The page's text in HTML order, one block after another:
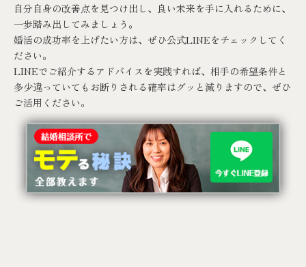
自分自身の改善点を見つけ出し、良い未来を手に入れるために、
一歩踏み出してみましょう。
婚活の成功率を上げたい方は、ぜひ公式LINEをチェックしてく
ださい。
LINEでご紹介するアドバイスを実践すれば、相手の希望条件と
多少違っていてもお断りされる確率はグッと減りますので、ぜひ
ご活用ください。